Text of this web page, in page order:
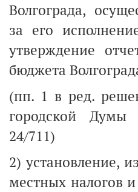
Волгограда,
за его
утверждение
бюджета
(пп. 1 в ред.
городской
24/711)
2) установление,
местных налогов и